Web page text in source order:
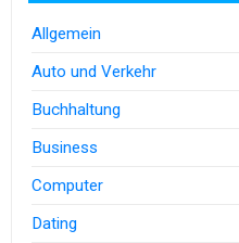
Allgemein
Auto und Verkehr
Buchhaltung
Business
Computer
Dating